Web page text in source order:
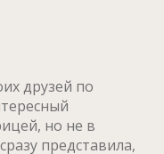
друзей по
но не в
представила,